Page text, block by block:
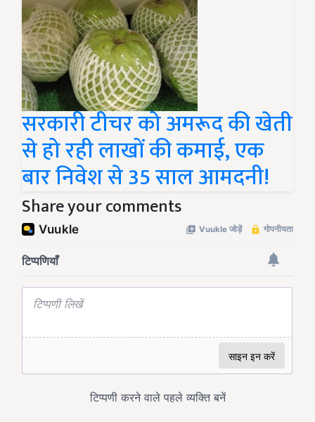
सरकारी टीचर को अमरूद की खेती
से हो रही लाखों की कमाई, एक
बार निवेश से 35 साल आमदनी!
Share your comments